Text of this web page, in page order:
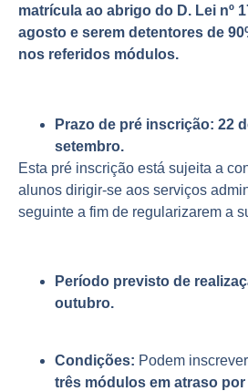
matrícula ao abrigo do D. Lei nº
agosto e serem detentores de
nos referidos módulos.
Prazo de pré inscrição: 22
setembro.
Esta pré inscrição está sujeita a
alunos dirigir-se aos serviços
seguinte a fim de regularizarem a
Período previsto de
outubro.
Condições: Podem
três módulos em atraso